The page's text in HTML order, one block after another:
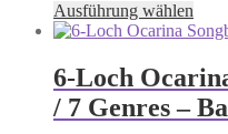
Ausführung wählen
auf.
6-Loch
/ 7 Genres –